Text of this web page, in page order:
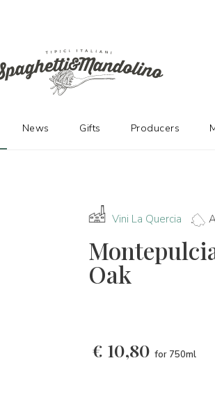
Vini La Quercia
Oak
€ 10,80 for 750ml
News Gifts Producers